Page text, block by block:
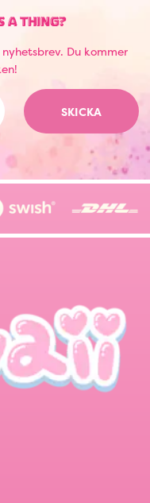
A THING?
Du kommer
SKICKA